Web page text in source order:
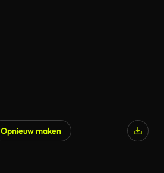
Opnieuw maken